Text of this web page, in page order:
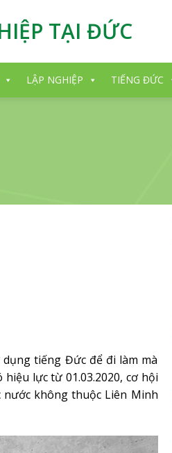
TẠI ĐỨC
LẬP NGHIỆP TIẾNG ĐỨC
tiếng Đức để đi làm mà
lực từ 01.03.2020, cơ hội
không thuộc Liên Minh